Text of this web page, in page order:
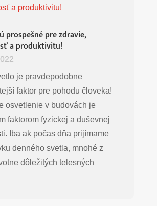
prospešné pre zdravie,
a produktivitu!
je pravdepodobne
faktor pre pohodu človeka!
osvetlenie v budovách je
faktorom fyzickej a duševnej
Iba ak počas dňa prijímame
denného svetla, mnohé z
dôležitých telesných